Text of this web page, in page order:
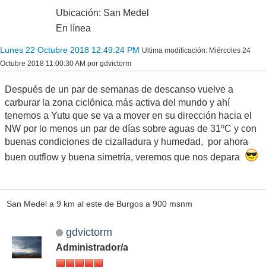
Ubicación: San Medel
En línea
Lunes 22 Octubre 2018 12:49:24 PM Ultima modificación: Miércoles 24
Octubre 2018 11:00:30 AM por gdvictorm
Después de un par de semanas de descanso vuelve a
carburar la zona ciclónica más activa del mundo y ahí
tenemos a Yutu que se va a mover en su dirección hacia el
NW por lo menos un par de días sobre aguas de 31ºC y con
buenas condiciones de cizalladura y humedad, por ahora
buen outflow y buena simetría, veremos que nos depara
San Medel a 9 km al este de Burgos a 900 msnm
gdvictorm
Administrador/a